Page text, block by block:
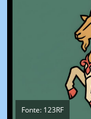
Fonte: 123RF